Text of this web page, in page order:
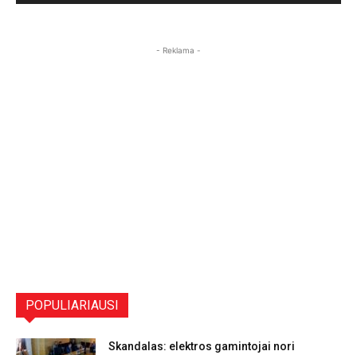
- Reklama -
POPULIARIAUSI
Skandalas: elektros gamintojai nori